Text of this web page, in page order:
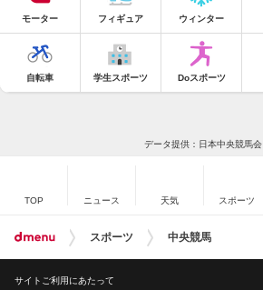
モーター フィギュア ウィンター
自転車 学生スポーツ Doスポーツ
データ提供：日本中央競馬会
TOP ニュース 天気 スポーツ
スポーツ 中央競馬
サイトご利用にあたって